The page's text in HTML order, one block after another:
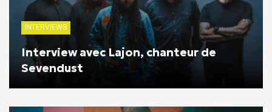
INTERVIEWS
Interview avec Lajon, chanteur de
Sevendust